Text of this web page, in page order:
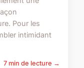
Pour les
intimidant
7 min de lecture →